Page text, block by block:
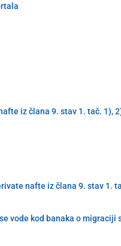
iz člana 9. stav 1. tač. 1),
nafte iz člana 9. stav 1.
vode kod banaka o